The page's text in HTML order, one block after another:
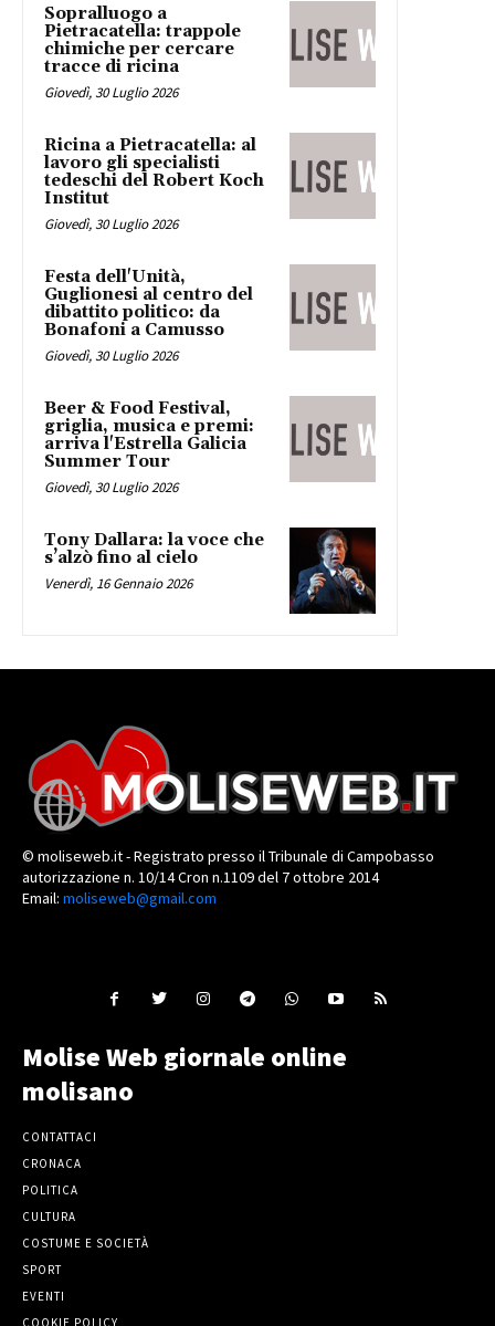
Sopralluogo a
Pietracatella: trappole
chimiche per cercare
tracce di ricina
Giovedì, 30 Luglio 2026
Ricina a Pietracatella: al
lavoro gli specialisti
tedeschi del Robert Koch
Institut
Giovedì, 30 Luglio 2026
Festa dell'Unità,
Guglionesi al centro del
dibattito politico: da
Bonafoni a Camusso
Giovedì, 30 Luglio 2026
Beer & Food Festival,
griglia, musica e premi:
arriva l'Estrella Galicia
Summer Tour
Giovedì, 30 Luglio 2026
Tony Dallara: la voce che
s’alzò fino al cielo
Venerdì, 16 Gennaio 2026
© moliseweb.it - Registrato presso il Tribunale di Campobasso
autorizzazione n. 10/14 Cron n.1109 del 7 ottobre 2014
Email: moliseweb@gmail.com
Molise Web giornale online
molisano
CONTATTACI
CRONACA
POLITICA
CULTURA
COSTUME E SOCIETÀ
SPORT
EVENTI
COOKIE POLICY